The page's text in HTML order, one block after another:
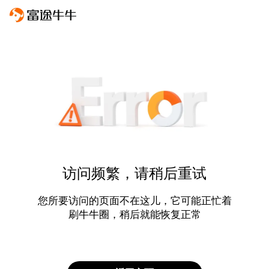
访问频繁，请稍后重试
您所要访问的页面不在这儿，它可能正忙着
刷牛牛圈，稍后就能恢复正常